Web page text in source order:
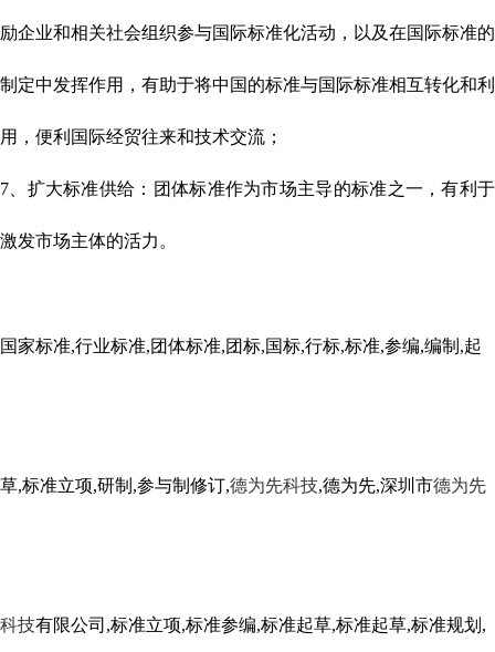
励企业和相关社会组织参与国际标准化活动，以及在国际标准的
制定中发挥作用，有助于将中国的标准与国际标准相互转化和利
用，便利国际经贸往来和技术交流；
7、扩大标准供给：团体标准作为市场主导的标准之一，有利于
激发市场主体的活力。
国家标准,行业标准,团体标准,团标,国标,行标,标准,参编,编制,起
草,标准立项,研制,参与制修订,德为先科技,德为先,深圳市德为先
科技有限公司,标准立项,标准参编,标准起草,标准起草,标准规划,